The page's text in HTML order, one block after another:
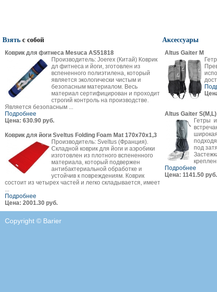
Взять с собой
Коврик для фитнеса Mesuca AS51818
Производитель: Joerex (Китай) Коврик
дл фитнеса и йоги, зготовлен из
вспененного полиэтилена, который
является экологически чистым и
безопасным материалом. Весь
материал сертифицирован и проходит
строгий контроль на производстве.
Является безопасным ...
Подробнее
Цена: 630.90 руб.
Коврик для йоги Sveltus Folding Foam Mat 170х70х1,3
Производитель: Sveltus (Франция).
Складной коврик для йоги и аэробики
изготовлен из плотного вспененного
материала, который подвержен
антибактериальной обработке и
устойчив к повреждениям. Коврик
состоит из четырех частей и легко складывается, имеет
...
Подробнее
Цена: 2001.30 руб.
Аксессуары
Altus Gaiter M
Altus Gaiter S(M,L)
Гетры
под
Подробнее
Цена: 1141.50 руб.
Copyright © Barier